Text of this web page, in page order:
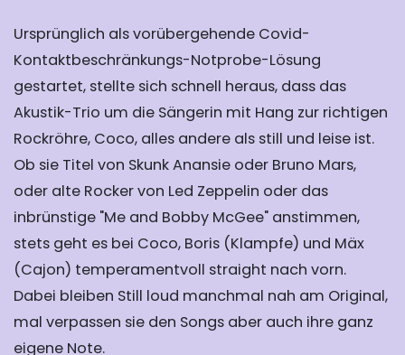
Ursprünglich als vorübergehende Covid-
Kontaktbeschränkungs-Notprobe-Lösung
gestartet, stellte sich schnell heraus, dass das
Akustik-Trio um die Sängerin mit Hang zur richtigen
Rockröhre, Coco, alles andere als still und leise ist.
Ob sie Titel von Skunk Anansie oder Bruno Mars,
oder alte Rocker von Led Zeppelin oder das
inbrünstige "Me and Bobby McGee" anstimmen,
stets geht es bei Coco, Boris (Klampfe) und Mäx
(Cajon) temperamentvoll straight nach vorn.
Dabei bleiben Still loud manchmal nah am Original,
mal verpassen sie den Songs aber auch ihre ganz
eigene Note.